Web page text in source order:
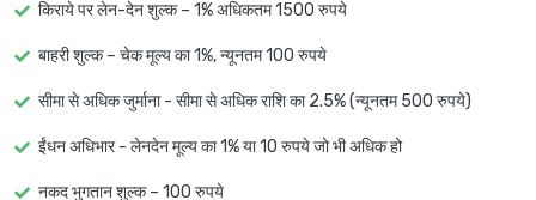
किराये पर लेन-देन शुल्क – 1% अधिकतम 1500 रुपये
बाहरी शुल्क – चेक मूल्य का 1%, न्यूनतम 100 रुपये
सीमा से अधिक जुर्माना - सीमा से अधिक राशि का 2.5% (न्यूनतम 500 रुपये)
ईंधन अधिभार - लेनदेन मूल्य का 1% या 10 रुपये जो भी अधिक हो
नकद भुगतान शुल्क – 100 रुपये